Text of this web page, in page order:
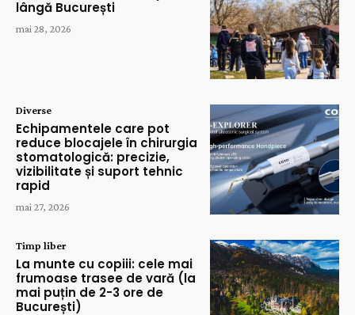
lângă București
mai 28, 2026
Diverse
Echipamentele care pot
reduce blocajele în chirurgia
stomatologică: precizie,
vizibilitate și suport tehnic
rapid
mai 27, 2026
Timp liber
La munte cu copiii: cele mai
frumoase trasee de vară (la
mai puțin de 2-3 ore de
București)